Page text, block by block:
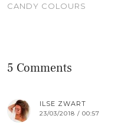
CANDY COLOURS
5 Comments
ILSE ZWART
23/03/2018 / 00:57